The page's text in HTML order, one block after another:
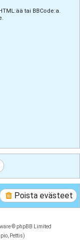
tai BBCode:a.
Poista evästeet
© phpBB Limited
Pettis)